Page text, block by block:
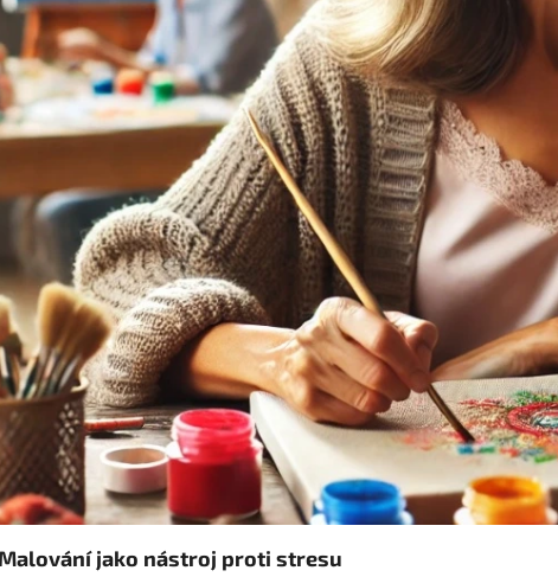
Malování jako nástroj proti stresu